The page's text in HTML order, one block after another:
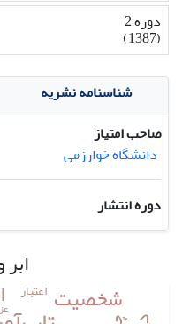
دوره 2
(1387)
شناسنامه نشریه
صاحب امتیاز
دانشگاه خوارزمی
دوره انتشار
شخصیت اعتبار